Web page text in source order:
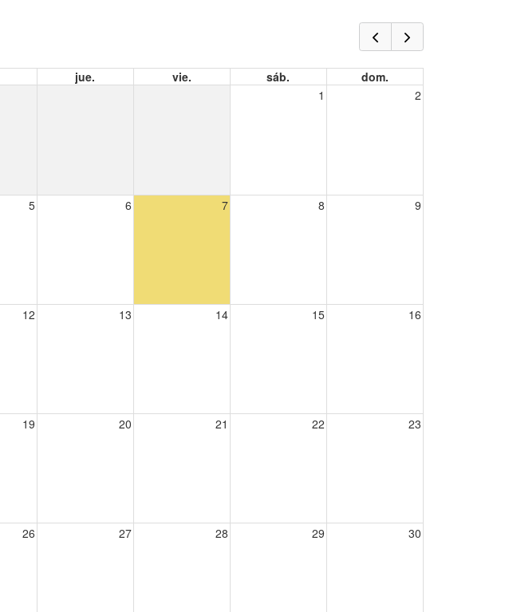
jue. vie. sáb.
dom.
1
2
5 6 7 8 9
12 13 14 15 16
19 20 21 22 23
26 27 28 29 30